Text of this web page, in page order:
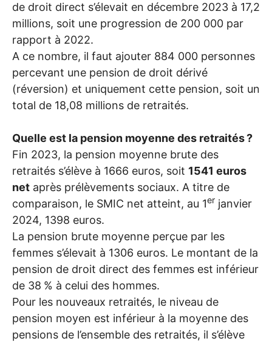
de droit direct s’élevait en décembre 2023 à 17,2
millions, soit une progression de 200 000 par
rapport à 2022.
A ce nombre, il faut ajouter 884 000 personnes
percevant une pension de droit dérivé
(réversion) et uniquement cette pension, soit un
total de 18,08 millions de retraités.
Quelle est la pension moyenne des retraités?
Fin 2023, la pension moyenne brute des
retraités s’élève à 1666 euros, soit 1541 euros
net après prélèvements sociaux. A titre de
comparaison, le SMIC net atteint, au 1er janvier
2024, 1398 euros.
La pension brute moyenne perçue par les
femmes s’élevait à 1306 euros. Le montant de la
pension de droit direct des femmes est inférieur
de 38 % à celui des hommes.
Pour les nouveaux retraités, le niveau de
pension moyen est inférieur à la moyenne des
pensions de l’ensemble des retraités, il s’élève